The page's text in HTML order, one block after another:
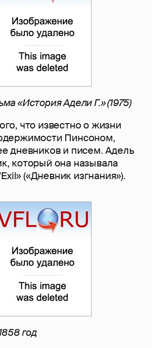
«История Адели Г.» (1975)
что известно о жизни
Пинсоном,
дневников и писем. Адель
который она называла
(«Дневник изгнания»).
год